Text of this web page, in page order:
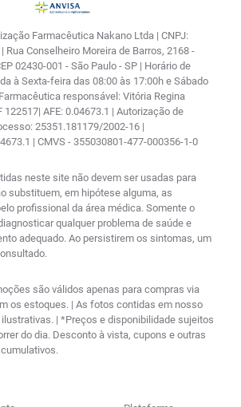
Farmacêutica Nakano Ltda | CNPJ:
Rua Conselheiro Moreira de Barros, 2168 -
02430-001 - São Paulo - SP | Horário de
à Sexta-feira das 08:00 às 17:00h e Sábado
responsável: Vitória Regina
122517| AFE: 0.04673.1 | Autorização de
25351.181179/2002-16 |
| CMVS - 355030801-477-000356-1-0
neste site não devem ser usadas para
substituem, em hipótese alguma, as
profissional da área médica. Somente o
qualquer problema de saúde e
adequado. Ao persistirem os sintomas, um
são válidos apenas para compras via
os estoques. | As fotos contidas em nosso
| *Preços e disponibilidade sujeitos
do dia. Desconto à vista, cupons e outras